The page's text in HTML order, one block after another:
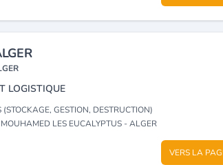
LOGISTIQUE
(STOCKAGE, GESTION, DESTRUCTION)
LES EUCALYPTUS - ALGER
VERS LA